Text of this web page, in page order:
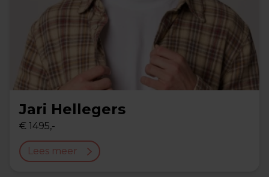
Jari Hellegers
€ 1495,-
Lees meer